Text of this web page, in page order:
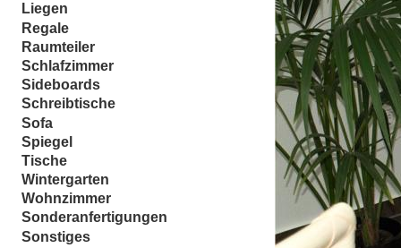
Liegen
Regale
Raumteiler
Schlafzimmer
Sideboards
Schreibtische
Sofa
Spiegel
Tische
Wintergarten
Wohnzimmer
Sonderanfertigungen
Sonstiges